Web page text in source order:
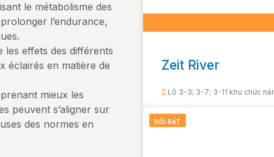
le métabolisme des
l’endurance,
les effets des différents
éclairés en matière de
mieux les
peuvent s’aligner sur
des normes en
Zeit River
Lô 3-3; 3-7; 3-11 khu chức
NỔI BẬT